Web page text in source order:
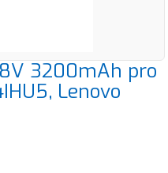
3200mAh pro
Lenovo